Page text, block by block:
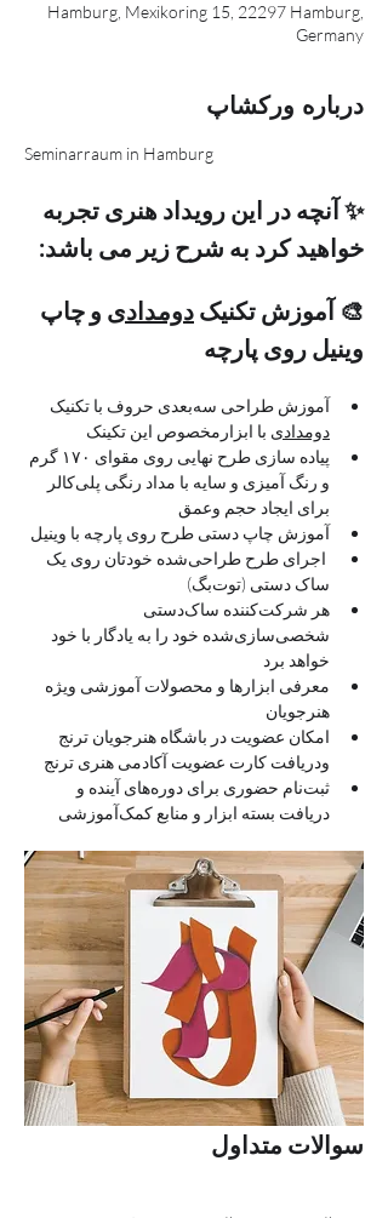
Hamburg, Mexikoring 15, 22297 Hamburg,
Germany
درباره ورکشاپ
Seminarraum in Hamburg
✨ آنچه در این رویداد هنری تجربه
خواهید کرد به شرح زیر می باشد:
🎨 آموزش تکنیک دومدادی و چاپ
وینیل روی پارچه
آموزش طراحی سه‌بعدی حروف با تکنیک
دومدادی با ابزارمخصوص این تکینک
پیاده سازی طرح نهایی روی مقوای ۱۷۰ گرم
و رنگ آمیزی و سایه با مداد رنگی پلی‌کالر
برای ایجاد حجم وعمق
آموزش چاپ دستی طرح روی پارچه با وینیل
اجرای طرح طراحی‌شده خودتان روی یک
ساک دستی (توت‌بگ)
هر شرکت‌کننده ساک‌دستی
شخصی‌سازی‌شده خود را به یادگار با خود
خواهد برد
معرفی ابزارها و محصولات آموزشی ویژه
هنرجویان
امکان عضویت در باشگاه هنرجویان ترنج
ودریافت کارت عضویت آکادمی هنری ترنج
ثبت‌نام حضوری برای دوره‌های آینده و
دریافت بسته ابزار و منابع کمک‌آموزشی
سوالات متداول